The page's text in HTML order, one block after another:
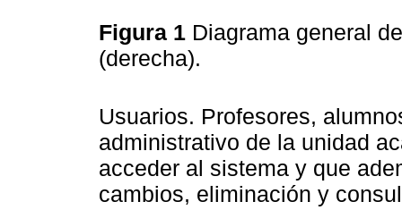
Figura 1 Diagrama general
(derecha).
Usuarios. Profesores,
administrativo de la unidad
acceder al sistema y que
cambios, eliminación y